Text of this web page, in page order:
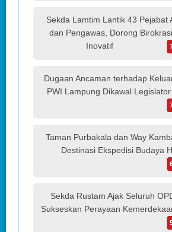
Sekda Lamtim Lantik 43 Pejabat
dan Pengawas, Dorong
Inovatif
Dugaan Ancaman terhadap
PWI Lampung Dikawal
Taman Purbakala dan Way
Destinasi Ekspedisi Budaya
Sekda Rustam Ajak Seluruh
Sukseskan Perayaan